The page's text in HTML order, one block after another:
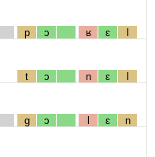
p ɔ ʁ ɛ l
t ɔ n ɛ l
g ɔ l ɛ n